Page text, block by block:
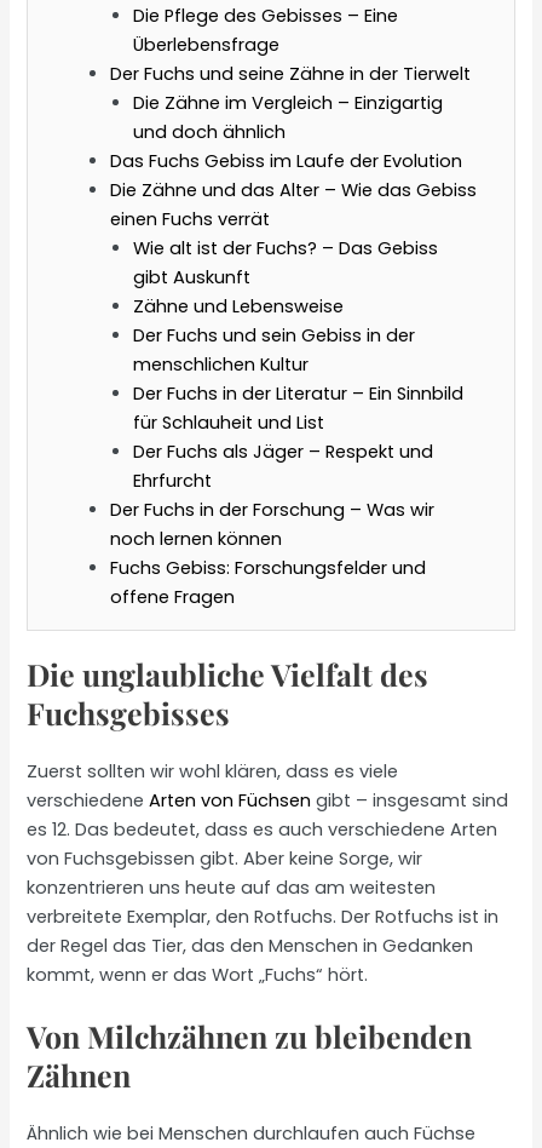
Die Pflege des Gebisses – Eine
Überlebensfrage
Der Fuchs und seine Zähne in der Tierwelt
Die Zähne im Vergleich – Einzigartig
und doch ähnlich
Das Fuchs Gebiss im Laufe der Evolution
Die Zähne und das Alter – Wie das Gebiss
einen Fuchs verrät
Wie alt ist der Fuchs? – Das Gebiss
gibt Auskunft
Zähne und Lebensweise
Der Fuchs und sein Gebiss in der
menschlichen Kultur
Der Fuchs in der Literatur – Ein Sinnbild
für Schlauheit und List
Der Fuchs als Jäger – Respekt und
Ehrfurcht
Der Fuchs in der Forschung – Was wir
noch lernen können
Fuchs Gebiss: Forschungsfelder und
offene Fragen
Die unglaubliche Vielfalt des
Fuchsgebisses
Zuerst sollten wir wohl klären, dass es viele
verschiedeneArten von Füchsen gibt – insgesamt sind
es 12. Das bedeutet, dass es auch verschiedene Arten
von Fuchsgebissen gibt. Aber keine Sorge, wir
konzentrieren uns heute auf das am weitesten
verbreitete Exemplar, den Rotfuchs. Der Rotfuchs ist in
der Regel das Tier, das den Menschen in Gedanken
kommt, wenn er das Wort „Fuchs“ hört.
Von Milchzähnen zu bleibenden
Zähnen
Ähnlich wie bei Menschen durchlaufen auch Füchse